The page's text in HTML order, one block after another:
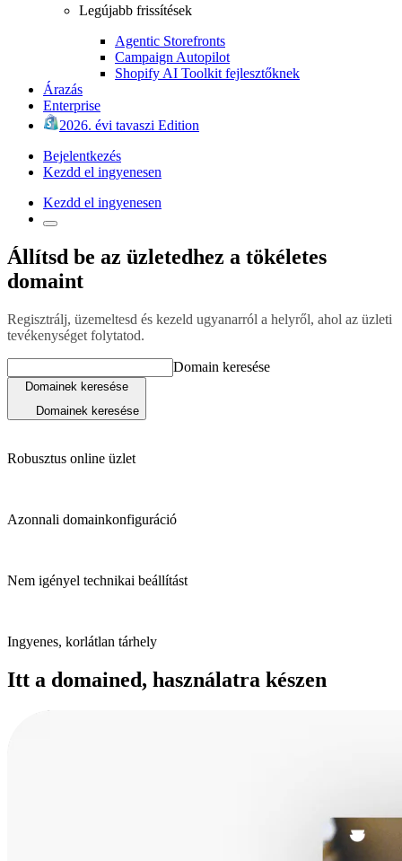
Legújabb frissítések
Agentic Storefronts
Campaign Autopilot
Shopify AI Toolkit fejlesztőknek
Árazás
Enterprise
2026. évi tavaszi Edition
Bejelentkezés
Kezdd el ingyenesen
Kezdd el ingyenesen
Állítsd be az üzletedhez a tökéletes
domaint
Regisztrálj, üzemeltesd és kezeld ugyanarról a helyről, ahol az üzleti
tevékenységet folytatod.
Domain keresése
Domainek keresése
Domainek keresése
Robusztus online üzlet
Azonnali domainkonfiguráció
Nem igényel technikai beállítást
Ingyenes, korlátlan tárhely
Itt a domained, használatra készen